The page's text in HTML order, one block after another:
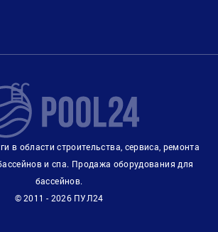
в области строительства, сервиса, ремонта
и спа. Продажа оборудования для
бассейнов.
© 2011 - 2026 ПУЛ24